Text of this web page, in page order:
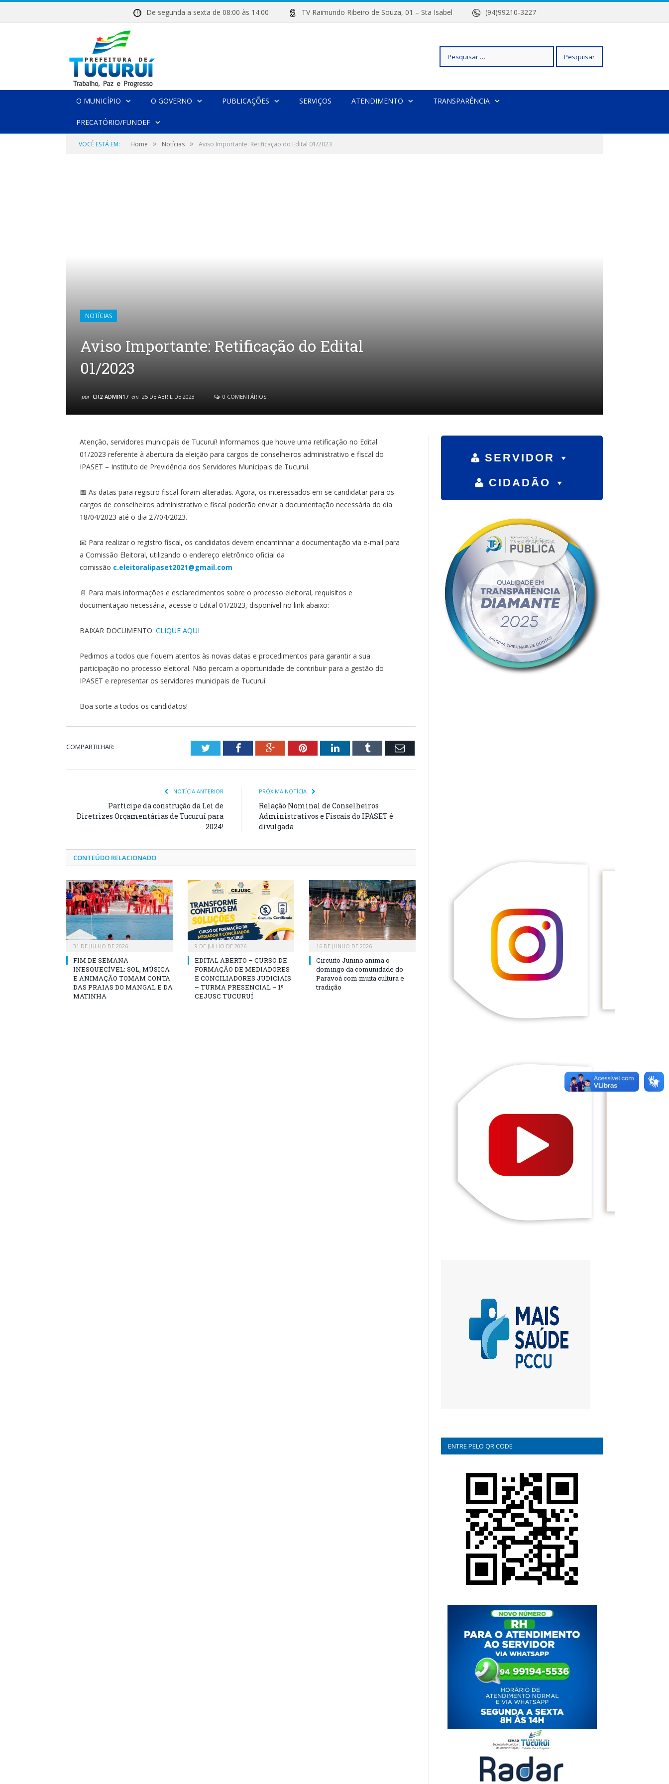
De segunda a sexta de 08:00 às 14:00 TV Raimundo Ribeiro de Souza, 01 – Sta Isabel (94)99210-3227
Pesquisar
O MUNICÍPIO O GOVERNO PUBLICAÇÕES SERVIÇOS ATENDIMENTO TRANSPARÊNCIA
PRECATÓRIO/FUNDEF
VOCÊ ESTÁ EM: Home » Notícias » Aviso Importante: Retificação do Edital 01/2023
NOTÍCIAS
Aviso Importante: Retificação do Edital
01/2023
por CR2-ADMIN17 em 25 DE ABRIL DE 2023 0 COMENTÁRIOS
Atenção, servidores municipais de Tucuruí! Informamos que houve uma retificação no Edital
01/2023 referente à abertura da eleição para cargos de conselheiros administrativo e fiscal do
IPASET – Instituto de Previdência dos Servidores Municipais de Tucuruí.
📅 As datas para registro fiscal foram alteradas. Agora, os interessados em se candidatar para os
cargos de conselheiros administrativo e fiscal poderão enviar a documentação necessária do dia
18/04/2023 até o dia 27/04/2023.
📧 Para realizar o registro fiscal, os candidatos devem encaminhar a documentação via e-mail para
a Comissão Eleitoral, utilizando o endereço eletrônico oficial da
comissão c.eleitoralipaset2021@gmail.com
📄 Para mais informações e esclarecimentos sobre o processo eleitoral, requisitos e
documentação necessária, acesse o Edital 01/2023, disponível no link abaixo:
BAIXAR DOCUMENTO:CLIQUE AQUI
Pedimos a todos que fiquem atentos às novas datas e procedimentos para garantir a sua
participação no processo eleitoral. Não percam a oportunidade de contribuir para a gestão do
IPASET e representar os servidores municipais de Tucuruí.
Boa sorte a todos os candidatos!
COMPARTILHAR: TwitterFacebookGoogle+PinterestLinkedInTumblr Email
NOTÍCIA ANTERIOR
Participe da construção da Lei de
Diretrizes Orçamentárias de Tucuruí para
2024!
PRÓXIMA NOTÍCIA
Relação Nominal de Conselheiros
Administrativos e Fiscais do IPASET é
divulgada
CONTEÚDO RELACIONADO
31 DE JULHO DE 2026
FIM DE SEMANA
INESQUECÍVEL: SOL, MÚSICA
E ANIMAÇÃO TOMAM CONTA
DAS PRAIAS DO MANGAL E DA
MATINHA
9 DE JULHO DE 2026
EDITAL ABERTO – CURSO DE
FORMAÇÃO DE MEDIADORES
E CONCILIADORES JUDICIAIS
– TURMA PRESENCIAL – 1º
CEJUSC TUCURUÍ
16 DE JUNHO DE 2026
Circuito Junino anima o
domingo da comunidade do
Paravoá com muita cultura e
tradição
SERVIDOR
CIDADÃO
ENTRE PELO QR CODE